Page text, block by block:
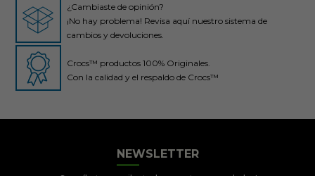
Crocs Perú
● En línea
¿Cambiaste de opinión?
¡No hay problema! Revisa aquí nuestro sistema de
cambios y devoluciones.
Crocs™ productos 100% Originales.
Con la calidad y el respaldo de Crocs™
NEWSLETTER